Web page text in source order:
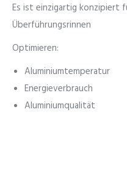
Es ist einzigartig konzipiert
Überführungsrinnen
Optimieren:
Aluminiumtemperatur
Energieverbrauch
Aluminiumqualität